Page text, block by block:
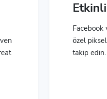
Facebook
özel
takip edin.